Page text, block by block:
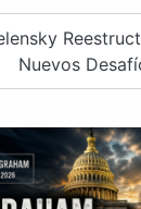
Nuevos